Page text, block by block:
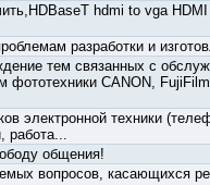
hdmi to vga
разработки и
тем связанных с
CANON,
электронной техники
работа...
общения!
вопросов, касающихся